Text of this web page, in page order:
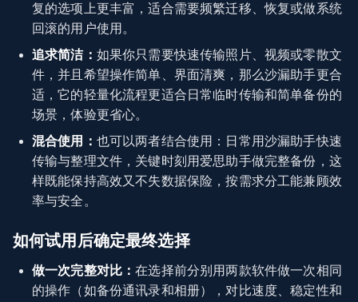
复的选项上更丰富，适合需要频繁迁移、恢复或做系统
回滚的用户使用。
追求简洁： 如果你只需要快速传输照片、视频或零散文
件，并且希望操作简单、界面清爽，那么沙漏助手更合
适，它的轻量化流程更适合日常临时传输和简单备份的
场景，体验更省心。
混合使用： 也可以两者结合使用：日常用沙漏助手快速
传输与整理文件，关键时刻用爱思助手做完整备份，这
样既能保持高效又不失数据保险，按需求分工能兼顾效
率与安全。
如何试用后确定最终选择
做一次完整对比：在选择前分别用两款软件做一次相同
的操作（如备份通讯录和相册），对比速度、稳定性和